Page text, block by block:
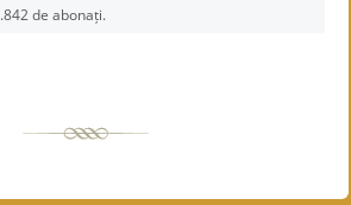
de abonați.